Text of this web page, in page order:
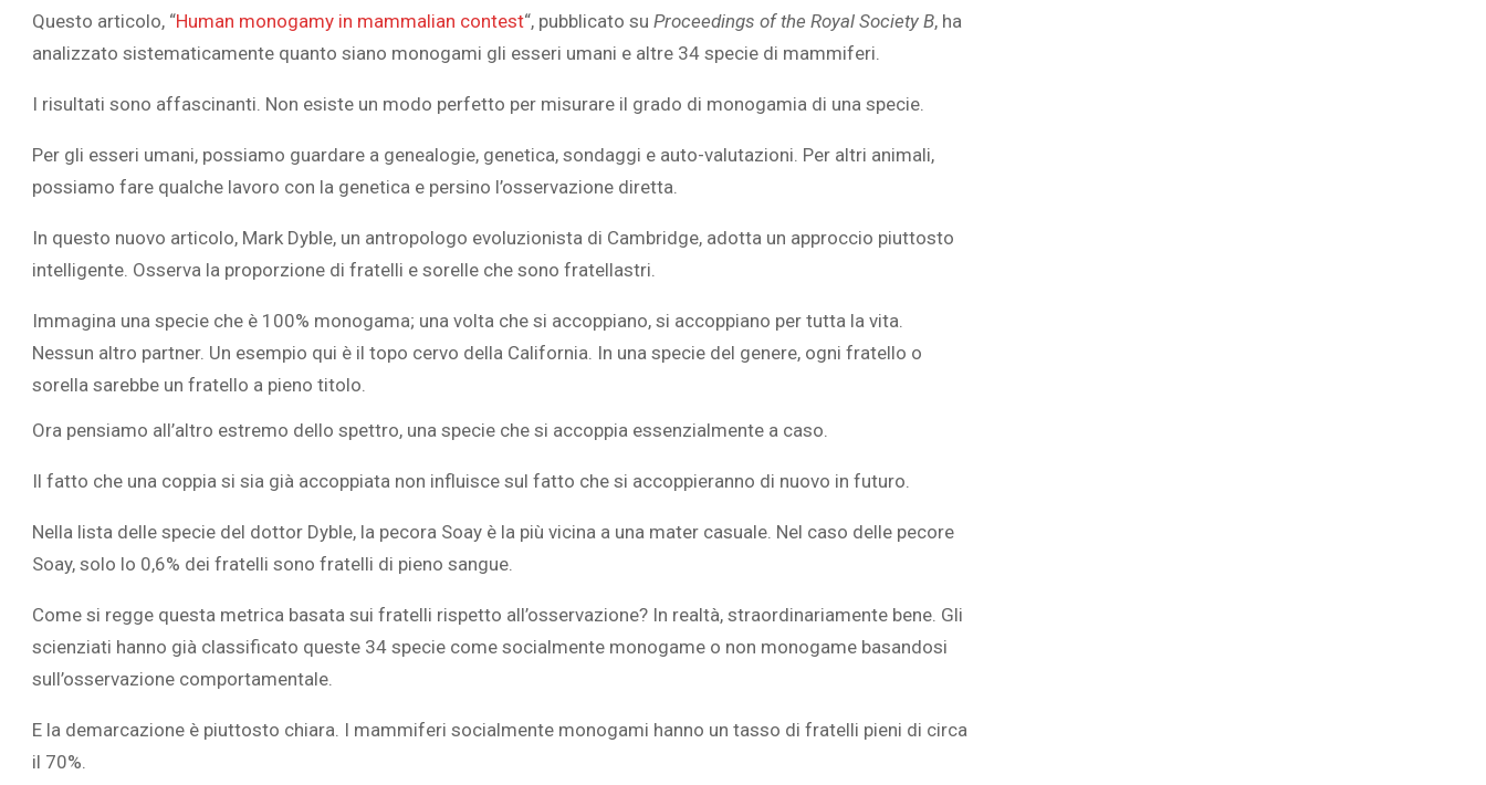
Questo articolo, “Human monogamy in mammalian contest“, pubblicato su Proceedings of the Royal Society B, ha
analizzato sistematicamente quanto siano monogami gli esseri umani e altre 34 specie di mammiferi.
I risultati sono affascinanti. Non esiste un modo perfetto per misurare il grado di monogamia di una specie.
Per gli esseri umani, possiamo guardare a genealogie, genetica, sondaggi e auto-valutazioni. Per altri animali,
possiamo fare qualche lavoro con la genetica e persino l’osservazione diretta.
In questo nuovo articolo, Mark Dyble, un antropologo evoluzionista di Cambridge, adotta un approccio piuttosto
intelligente. Osserva la proporzione di fratelli e sorelle che sono fratellastri.
Immagina una specie che è 100% monogama; una volta che si accoppiano, si accoppiano per tutta la vita.
Nessun altro partner. Un esempio qui è il topo cervo della California. In una specie del genere, ogni fratello o
sorella sarebbe un fratello a pieno titolo.
Ora pensiamo all’altro estremo dello spettro, una specie che si accoppia essenzialmente a caso.
Il fatto che una coppia si sia già accoppiata non influisce sul fatto che si accoppieranno di nuovo in futuro.
Nella lista delle specie del dottor Dyble, la pecora Soay è la più vicina a una mater casuale. Nel caso delle pecore
Soay, solo lo 0,6% dei fratelli sono fratelli di pieno sangue.
Come si regge questa metrica basata sui fratelli rispetto all’osservazione? In realtà, straordinariamente bene. Gli
scienziati hanno già classificato queste 34 specie come socialmente monogame o non monogame basandosi
sull’osservazione comportamentale.
E la demarcazione è piuttosto chiara. I mammiferi socialmente monogami hanno un tasso di fratelli pieni di circa
il 70%.